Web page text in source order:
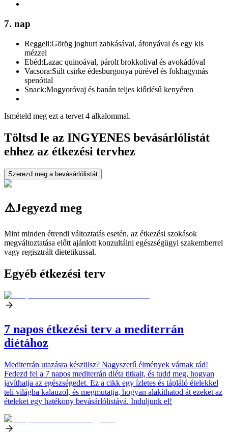
7. nap
Reggeli:Görög joghurt zabkásával, áfonyával és egy kis
mézzel
Ebéd:Lazac quinoával, párolt brokkolival és avokádóval
Vacsora:Sült csirke édesburgonya pürével és fokhagymás
spenóttal
Snack:Mogyoróvaj és banán teljes kiőrlésű kenyéren
Ismételd meg ezt a tervet 4 alkalommal.
Töltsd le az INGYENES bevásárlólistát
ehhez az étkezési tervhez
Szerezd meg a bevásárlólistát
⚠️Jegyezd meg
Mint minden étrendi változtatás esetén, az étkezési szokások
megváltoztatása előtt ajánlott konzultálni egészségügyi szakemberrel
vagy regisztrált dietetikussal.
Egyéb étkezési terv
7 napos étkezési terv a mediterrán
diétához
Mediterrán utazásra készülsz? Nagyszerű élmények várnak rád!
Fedezd fel a 7 napos mediterrán diéta titkait, és tudd meg, hogyan
javíthatja az egészségedet. Ez a cikk egy ízletes és tápláló ételekkel
teli világba kalauzol, és megmutatja, hogyan alakíthatod át ezeket az
ételeket egy hatékony bevásárlólistává. Induljunk el!